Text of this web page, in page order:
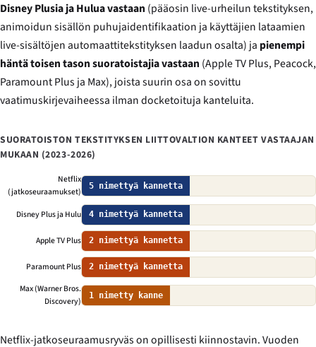
Disney Plusia ja Hulua vastaan (pääosin live-urheilun tekstityksen,
animoidun sisällön puhujaidentifikaation ja käyttäjien lataamien
live-sisältöjen automaattitekstityksen laadun osalta) ja pienempi
häntä toisen tason suoratoistajia vastaan (Apple TV Plus, Peacock,
Paramount Plus ja Max), joista suurin osa on sovittu
vaatimuskirjevaiheessa ilman docketoituja kanteluita.
SUORATOISTON TEKSTITYKSEN LIITTOVALTION KANTEET VASTAAJAN
MUKAAN (2023-2026)
Netflix
(jatkoseuraamukset)
5 nimettyä kannetta
Disney Plus ja Hulu 4 nimettyä kannetta
Apple TV Plus 2 nimettyä kannetta
Paramount Plus 2 nimettyä kannetta
Max (Warner Bros.
Discovery)
1 nimetty kanne
Netflix-jatkoseuraamusryväs on opillisesti kiinnostavin. Vuoden